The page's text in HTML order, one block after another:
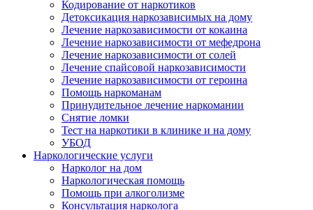
Кодирование от наркотиков
Детоксикация наркозависимых на дому
Лечение наркозависимости от кокаина
Лечение наркозависимости от мефедрона
Лечение наркозависимости от солей
Лечение спайсовой наркозависимости
Лечение наркозависимости от героина
Помощь наркоманам
Принудительное лечение наркомании
Снятие ломки
Тест на наркотики в клинике и на дому
УБОД
Наркологические услуги
Нарколог на дом
Наркологическая помощь
Помощь при алкоголизме
Консультация нарколога